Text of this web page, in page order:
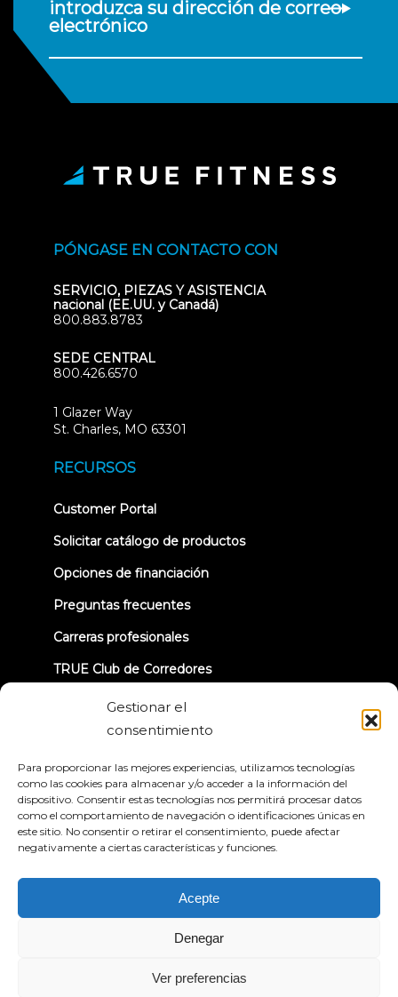
Gestionar el
consentimiento
Para proporcionar las mejores experiencias, utilizamos tecnologías
como las cookies para almacenar y/o acceder a la información del
dispositivo. Consentir estas tecnologías nos permitirá procesar datos
como el comportamiento de navegación o identificaciones únicas en
este sitio. No consentir o retirar el consentimiento, puede afectar
negativamente a ciertas características y funciones.
Acepte
Denegar
Ver preferencias
introduzca su dirección de correo
electrónico
PÓNGASE EN CONTACTO CON
SERVICIO, PIEZAS Y ASISTENCIA
nacional (EE.UU. y Canadá)
800.883.8783
SEDE CENTRAL
800.426.6570
1 Glazer Way
St. Charles, MO 63301
RECURSOS
Customer Portal(opens
new
Solicitar catálogo de productos
Opciones de financiación
Preguntas frecuentes
Carreras profesionales
TRUE Club de Corredores
Información sobre la retirada
© 2026 True Fitness. All Rights Reserved
Política de privacidad
Condiciones generales
Declaración de accesibilidad